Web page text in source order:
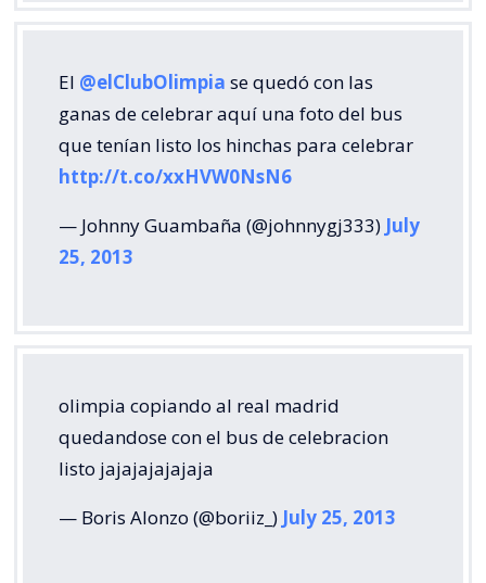
El @elClubOlimpia se quedó con las
ganas de celebrar aquí una foto del bus
que tenían listo los hinchas para celebrar
http://t.co/xxHVW0NsN6
— Johnny Guambaña (@johnnygj333) July
25, 2013
olimpia copiando al real madrid
quedandose con el bus de celebracion
listo jajajajajajaja
— Boris Alonzo (@boriiz_) July 25, 2013